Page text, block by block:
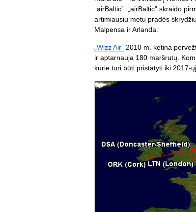
„airBaltic”. „airBaltic” skraido
artimiausiu metu pradės
Malpensa ir Arlanda.
„Wizz Air” 2010 m. ketina
ir aptarnauja 180 maršrutų.
kurie turi būti pristatyti iki 2017-